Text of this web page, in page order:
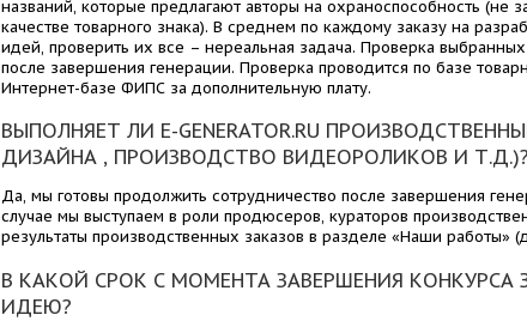
названий, которые предлагают авторы на охраноспособность (не
качестве товарного знака). В среднем по каждому заказу на
идей, проверить их все – нереальная задача. Проверка
после завершения генерации. Проверка проводится по базе
Интернет-базе ФИПС за дополнительную плату.
ВЫПОЛНЯЕТ ЛИ E-GENERATOR.RU
ДИЗАЙНА , ПРОИЗВОДСТВО ВИДЕОРОЛИКОВ И Т.Д.)?
Да, мы готовы продолжить сотрудничество после завершения
случае мы выступаем в роли продюсеров, кураторов
результаты производственных заказов в разделе «Наши работы»
В КАКОЙ СРОК С МОМЕНТА ЗАВЕРШЕНИЯ КОНКУРСА
ИДЕЮ?